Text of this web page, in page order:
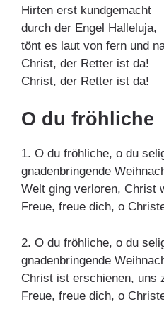
Hirten erst kundgemacht
durch der Engel Halleluja,
tönt es laut von fern und
Christ, der Retter ist da!
Christ, der Retter ist da!
O du fröhliche
1. O du fröhliche, o du
gnadenbringende
Welt ging verloren, Christ
Freue, freue dich, o
2. O du fröhliche, o du
gnadenbringende
Christ ist erschienen, uns
Freue, freue dich, o